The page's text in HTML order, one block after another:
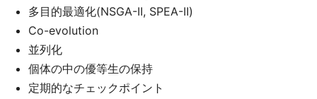
多目的最適化(NSGA-II, SPEA-II)
Co-evolution
並列化
個体の中の優等生の保持
定期的なチェックポイント